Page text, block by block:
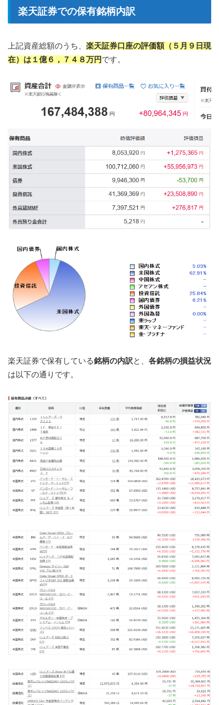
楽天証券での保有銘柄内訳
上記資産総額のうち、 楽天証券口座の評価額（５月９日現
在）は１億６，７４８万円 です。
楽天証券で保有している銘柄の内訳と、 各銘柄の損益状況
は以下の通りです。